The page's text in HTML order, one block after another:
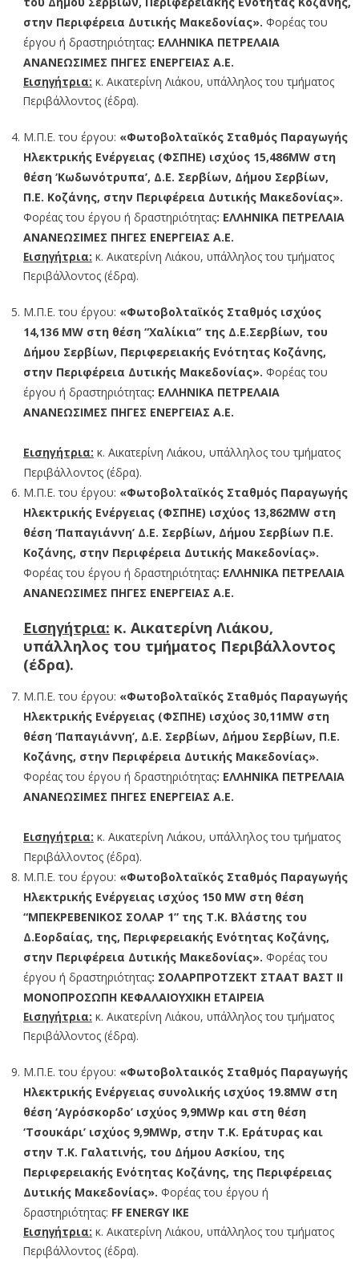
στην Περιφέρεια Δυτικής Μακεδονίας». Φορέας του
έργου ή δραστηριότητας: ΕΛΛΗΝΙΚΑ ΠΕΤΡΕΛΑΙΑ
ΑΝΑΝΕΩΣΙΜΕΣ ΠΗΓΕΣ ΕΝΕΡΓΕΙΑΣ Α.Ε.
Εισηγήτρια: κ. Αικατερίνη Λιάκου, υπάλληλος του τμήματος
Περιβάλλοντος (έδρα).
Μ.Π.Ε. του έργου: «Φωτοβολταϊκός Σταθμός Παραγωγής
Ηλεκτρικής Ενέργειας (ΦΣΠΗΕ) ισχύος 15,486MW στη
θέση ‘Κωδωνότρυπα’, Δ.Ε. Σερβίων, Δήμου Σερβίων,
Π.Ε. Κοζάνης, στην Περιφέρεια Δυτικής Μακεδονίας».
Φορέας του έργου ή δραστηριότητας: ΕΛΛΗΝΙΚΑ ΠΕΤΡΕΛΑΙΑ
ΑΝΑΝΕΩΣΙΜΕΣ ΠΗΓΕΣ ΕΝΕΡΓΕΙΑΣ Α.Ε.
Εισηγήτρια: κ. Αικατερίνη Λιάκου, υπάλληλος του τμήματος
Περιβάλλοντος (έδρα).
Μ.Π.Ε. του έργου: «Φωτοβολταϊκός Σταθμός ισχύος
14,136 MW στη θέση “Χαλίκια” της Δ.Ε.Σερβίων, του
Δήμου Σερβίων, Περιφερειακής Ενότητας Κοζάνης,
στην Περιφέρεια Δυτικής Μακεδονίας». Φορέας του
έργου ή δραστηριότητας: ΕΛΛΗΝΙΚΑ ΠΕΤΡΕΛΑΙΑ
ΑΝΑΝΕΩΣΙΜΕΣ ΠΗΓΕΣ ΕΝΕΡΓΕΙΑΣ Α.Ε.
Εισηγήτρια: κ. Αικατερίνη Λιάκου, υπάλληλος του τμήματος
Περιβάλλοντος (έδρα).
Μ.Π.Ε. του έργου: «Φωτοβολταϊκός Σταθμός Παραγωγής
Ηλεκτρικής Ενέργειας (ΦΣΠΗΕ) ισχύος 13,862MW στη
θέση ‘Παπαγιάννη’ Δ.Ε. Σερβίων, Δήμου Σερβίων Π.Ε.
Κοζάνης, στην Περιφέρεια Δυτικής Μακεδονίας».
Φορέας του έργου ή δραστηριότητας: ΕΛΛΗΝΙΚΑ ΠΕΤΡΕΛΑΙΑ
ΑΝΑΝΕΩΣΙΜΕΣ ΠΗΓΕΣ ΕΝΕΡΓΕΙΑΣ Α.Ε.
Εισηγήτρια: κ. Αικατερίνη Λιάκου,
υπάλληλος του τμήματος Περιβάλλοντος
(έδρα).
Μ.Π.Ε. του έργου: «Φωτοβολταϊκός Σταθμός Παραγωγής
Ηλεκτρικής Ενέργειας (ΦΣΠΗΕ) ισχύος 30,11MW στη
θέση ‘Παπαγιάννη’, Δ.Ε. Σερβίων, Δήμου Σερβίων, Π.Ε.
Κοζάνης, στην Περιφέρεια Δυτικής Μακεδονίας».
Φορέας του έργου ή δραστηριότητας: ΕΛΛΗΝΙΚΑ ΠΕΤΡΕΛΑΙΑ
ΑΝΑΝΕΩΣΙΜΕΣ ΠΗΓΕΣ ΕΝΕΡΓΕΙΑΣ Α.Ε.
Εισηγήτρια: κ. Αικατερίνη Λιάκου, υπάλληλος του τμήματος
Περιβάλλοντος (έδρα).
Μ.Π.Ε. του έργου: «Φωτοβολταϊκός Σταθμός Παραγωγής
Ηλεκτρικής Ενέργειας ισχύος 150 MW στη θέση
“ΜΠΕΚΡΕΒΕΝΙΚΟΣ ΣΟΛΑΡ 1” της Τ.Κ. Βλάστης του
Δ.Εορδαίας, της, Περιφερειακής Ενότητας Κοζάνης,
στην Περιφέρεια Δυτικής Μακεδονίας». Φορέας του
έργου ή δραστηριότητας: ΣΟΛΑΡΠΡΟΤΖΕΚΤ ΣΤΑΑΤ ΒΑΣΤ ΙΙ
ΜΟΝΟΠΡΟΣΩΠΗ ΚΕΦΑΛΑΙΟΥΧΙΚΗ ΕΤΑΙΡΕΙΑ
Εισηγήτρια: κ. Αικατερίνη Λιάκου, υπάλληλος του τμήματος
Περιβάλλοντος (έδρα).
Μ.Π.Ε. του έργου: «Φωτοβολταικός Σταθμός Παραγωγής
Ηλεκτρικής Ενέργειας συνολικής ισχύος 19.8MW στη
θέση ‘Αγρόσκορδο’ ισχύος 9,9MWp και στη θέση
‘Τσουκάρι’ ισχύος 9,9MWp, στην Τ.Κ. Εράτυρας και
στην Τ.Κ. Γαλατινής, του Δήμου Ασκίου, της
Περιφερειακής Ενότητας Κοζάνης, της Περιφέρειας
Δυτικής Μακεδονίας». Φορέας του έργου ή
δραστηριότητας: FF ENERGY IKE
Εισηγήτρια: κ. Αικατερίνη Λιάκου, υπάλληλος του τμήματος
Περιβάλλοντος (έδρα).